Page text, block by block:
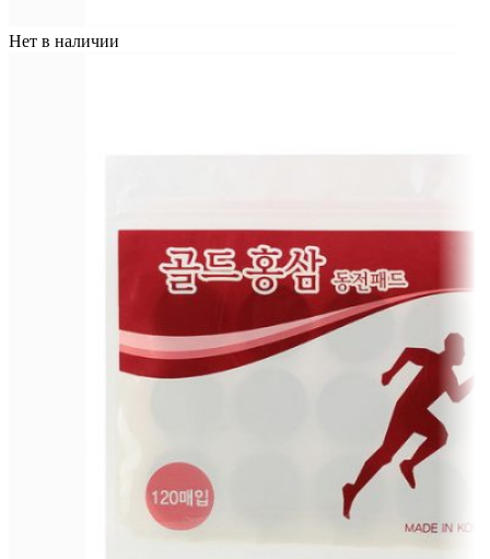
Нет в наличии